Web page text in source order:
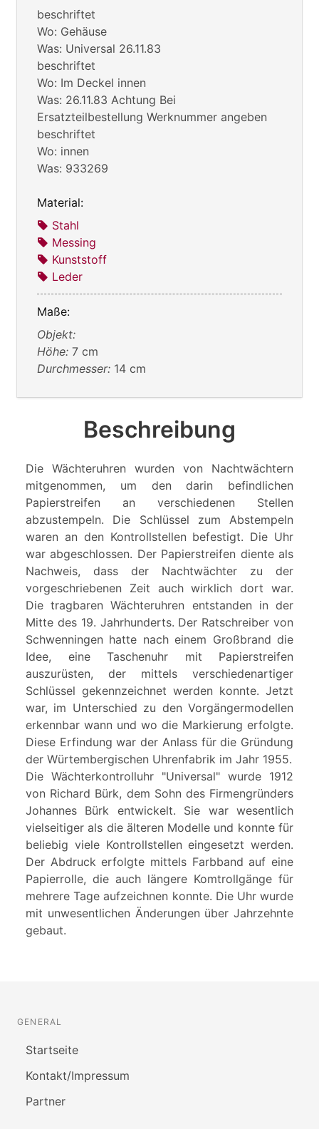
beschriftet
Wo: Gehäuse
Was: Universal 26.11.83
beschriftet
Wo: Im Deckel innen
Was: 26.11.83 Achtung Bei
Ersatzteilbestellung Werknummer angeben
beschriftet
Wo: innen
Was: 933269
Material:
Stahl
Messing
Kunststoff
Leder
Maße:
Objekt:
Höhe: 7 cm
Durchmesser: 14 cm
Beschreibung
Die Wächteruhren wurden von Nachtwächtern
mitgenommen, um den darin befindlichen
Papierstreifen an verschiedenen Stellen
abzustempeln. Die Schlüssel zum Abstempeln
waren an den Kontrollstellen befestigt. Die Uhr
war abgeschlossen. Der Papierstreifen diente als
Nachweis, dass der Nachtwächter zu der
vorgeschriebenen Zeit auch wirklich dort war.
Die tragbaren Wächteruhren entstanden in der
Mitte des 19. Jahrhunderts. Der Ratschreiber von
Schwenningen hatte nach einem Großbrand die
Idee, eine Taschenuhr mit Papierstreifen
auszurüsten, der mittels verschiedenartiger
Schlüssel gekennzeichnet werden konnte. Jetzt
war, im Unterschied zu den Vorgängermodellen
erkennbar wann und wo die Markierung erfolgte.
Diese Erfindung war der Anlass für die Gründung
der Würtembergischen Uhrenfabrik im Jahr 1955.
Die Wächterkontrolluhr "Universal" wurde 1912
von Richard Bürk, dem Sohn des Firmengründers
Johannes Bürk entwickelt. Sie war wesentlich
vielseitiger als die älteren Modelle und konnte für
beliebig viele Kontrollstellen eingesetzt werden.
Der Abdruck erfolgte mittels Farbband auf eine
Papierrolle, die auch längere Komtrollgänge für
mehrere Tage aufzeichnen konnte. Die Uhr wurde
mit unwesentlichen Änderungen über Jahrzehnte
gebaut.
GENERAL
Startseite
Kontakt/Impressum
Partner